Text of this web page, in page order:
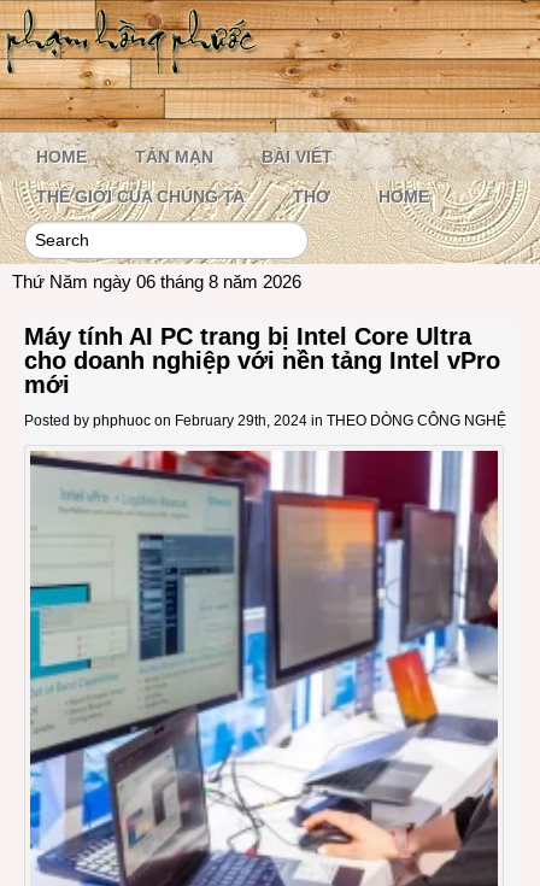
HOME TẢN MẠN BÀI VIẾT
THẾ GIỚI CỦA CHÚNG TA THƠ HOME
Thứ Năm ngày 06 tháng 8 năm 2026
Máy tính AI PC trang bị Intel Core Ultra
cho doanh nghiệp với nền tảng Intel vPro
mới
Posted by phphuoc on February 29th, 2024 in THEO DÒNG CÔNG NGHỆ